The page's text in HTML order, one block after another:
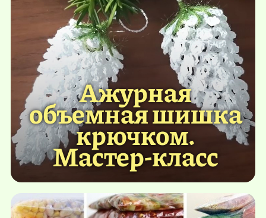
Ажурная
объемная шишка
крючком.
Мастер-класс